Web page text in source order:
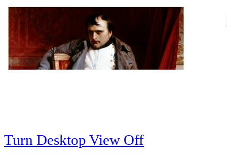
Turn Desktop View Off